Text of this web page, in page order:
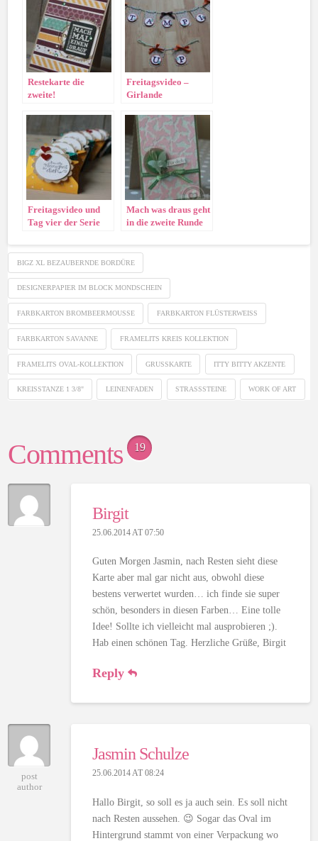
Restekarte die
zweite!
Freitagsvideo –
Girlande
Freitagsvideo und
Tag vier der Serie
Mach was draus geht
in die zweite Runde
BIGZ XL BEZAUBERNDE BORDÜRE
DESIGNERPAPIER IM BLOCK MONDSCHEIN
FARBKARTON BROMBEERMOUSSE FARBKARTON FLÜSTERWEISS
FARBKARTON SAVANNE FRAMELITS KREIS KOLLEKTION
FRAMELITS OVAL-KOLLEKTION GRUSSKARTE ITTY BITTY AKZENTE
KREISSTANZE 1 3/8" LEINENFADEN STRASSSTEINE WORK OF ART
Comments 19
Birgit
25.06.2014 AT 07:50
Guten Morgen Jasmin, nach Resten sieht diese
Karte aber mal gar nicht aus, obwohl diese
bestens verwertet wurden… ich finde sie super
schön, besonders in diesen Farben… Eine tolle
Idee! Sollte ich vielleicht mal ausprobieren ;).
Hab einen schönen Tag. Herzliche Grüße, Birgit
Reply
post
author
Jasmin Schulze
25.06.2014 AT 08:24
Hallo Birgit, so soll es ja auch sein. Es soll nicht
nach Resten aussehen. 😉 Sogar das Oval im
Hintergrund stammt von einer Verpackung wo